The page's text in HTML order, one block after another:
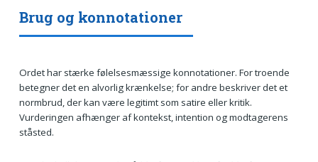
Brug og konnotationer
Ordet har stærke følelsesmæssige konnotationer. For troende
betegner det en alvorlig krænkelse; for andre beskriver det et
normbrud, der kan være legitimt som satire eller kritik.
Vurderingen afhænger af kontekst, intention og modtagerens
ståsted.